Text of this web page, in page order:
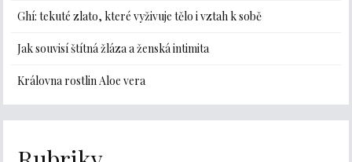
Ghí: tekuté zlato, které vyživuje tělo i vztah k sobě
Jak souvisí štítná žláza a ženská intimita
Královna rostlin Aloe vera